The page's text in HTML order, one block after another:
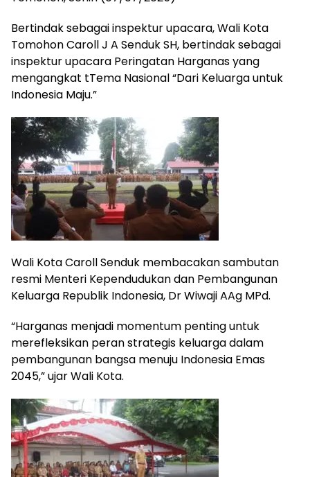
Bertindak sebagai inspektur upacara, Wali Kota
Tomohon Caroll J A Senduk SH, bertindak sebagai
inspektur upacara Peringatan Harganas yang
mengangkat tTema Nasional “Dari Keluarga untuk
Indonesia Maju.”
Wali Kota Caroll Senduk membacakan sambutan
resmi Menteri Kependudukan dan Pembangunan
Keluarga Republik Indonesia, Dr Wiwaji AAg MPd.
“Harganas menjadi momentum penting untuk
merefleksikan peran strategis keluarga dalam
pembangunan bangsa menuju Indonesia Emas
2045,” ujar Wali Kota.